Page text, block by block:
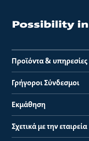
Προϊόντα & υπηρεσίες
Γρήγοροι Σύνδεσμοι
Εκμάθηση
Σχετικά με την εταιρεία